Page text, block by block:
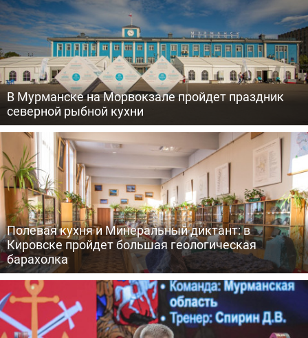
В Мурманске на Морвокзале пройдет праздник
северной рыбной кухни
Полевая кухня и Минеральный диктант: в
Кировске пройдет большая геологическая
барахолка